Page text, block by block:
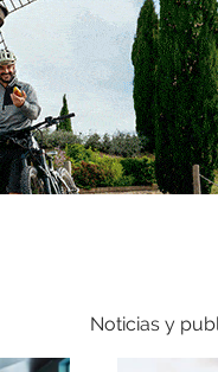
Noticias y